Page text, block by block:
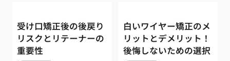
受け口矯正後の後戻り
リスクとリテーナーの
重要性
白いワイヤー矯正のメ
リットとデメリット！
後悔しないための選択